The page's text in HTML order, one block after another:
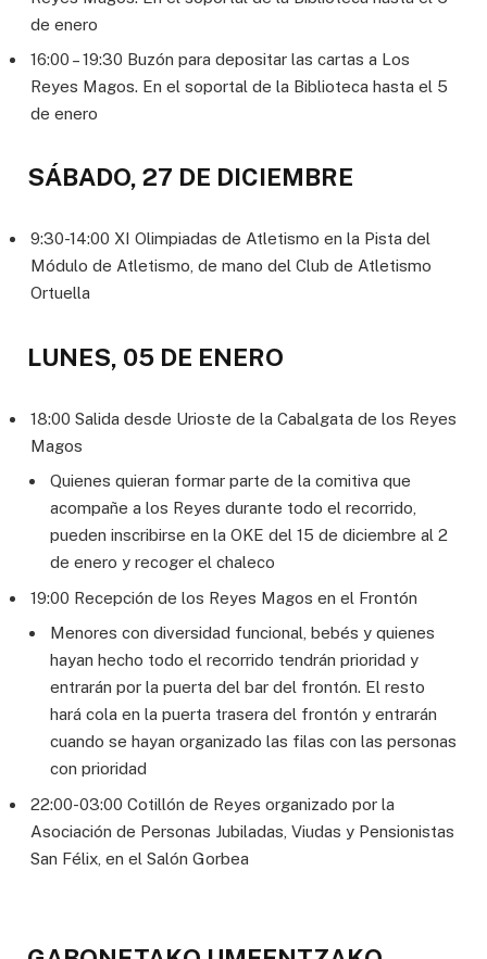
de enero
16:00 – 19:30 Buzón para depositar las cartas a Los
Reyes Magos. En el soportal de la Biblioteca hasta el 5
de enero
SÁBADO, 27 DE DICIEMBRE
9:30-14:00 XI Olimpiadas de Atletismo en la Pista del
Módulo de Atletismo, de mano del Club de Atletismo
Ortuella
LUNES, 05 DE ENERO
18:00 Salida desde Urioste de la Cabalgata de los Reyes
Magos
Quienes quieran formar parte de la comitiva que
acompañe a los Reyes durante todo el recorrido,
pueden inscribirse en la OKE del 15 de diciembre al 2
de enero y recoger el chaleco
19:00 Recepción de los Reyes Magos en el Frontón
Menores con diversidad funcional, bebés y quienes
hayan hecho todo el recorrido tendrán prioridad y
entrarán por la puerta del bar del frontón. El resto
hará cola en la puerta trasera del frontón y entrarán
cuando se hayan organizado las filas con las personas
con prioridad
22:00-03:00 Cotillón de Reyes organizado por la
Asociación de Personas Jubiladas, Viudas y Pensionistas
San Félix, en el Salón Gorbea